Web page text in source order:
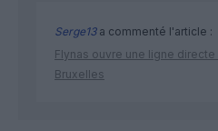
Serge13a commenté l'article :
Flynas ouvre une ligne
Bruxelles